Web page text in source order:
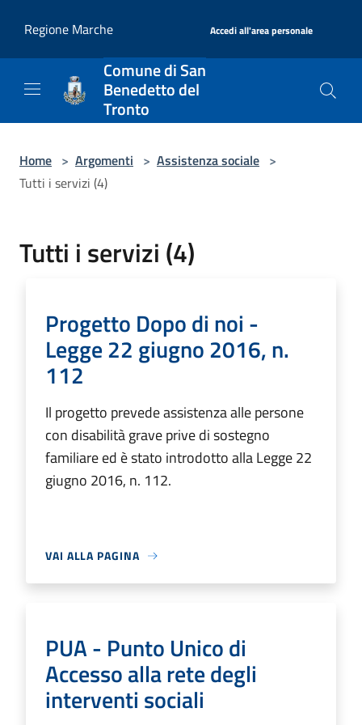
Regione Marche
Accedi all'area personale
Comune di San
Benedetto del
Tronto
Home > Argomenti > Assistenza sociale >
Tutti i servizi (4)
Tutti i servizi (4)
Progetto Dopo di noi -
Legge 22 giugno 2016, n.
112
Il progetto prevede assistenza alle persone
con disabilità grave prive di sostegno
familiare ed è stato introdotto alla Legge 22
giugno 2016, n. 112.
VAI ALLA PAGINA
PUA - Punto Unico di
Accesso alla rete degli
interventi sociali